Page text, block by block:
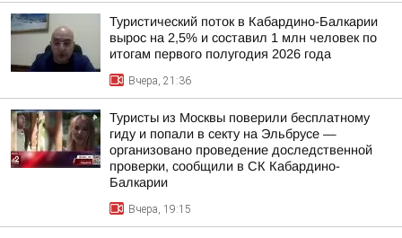
Туристический поток в Кабардино-Балкарии
вырос на 2,5% и составил 1 млн человек по
итогам первого полугодия 2026 года
Вчера, 21:36
Туристы из Москвы поверили бесплатному
гиду и попали в секту на Эльбрусе —
организовано проведение доследственной
проверки, сообщили в СК Кабардино-
Балкарии
Вчера, 19:15